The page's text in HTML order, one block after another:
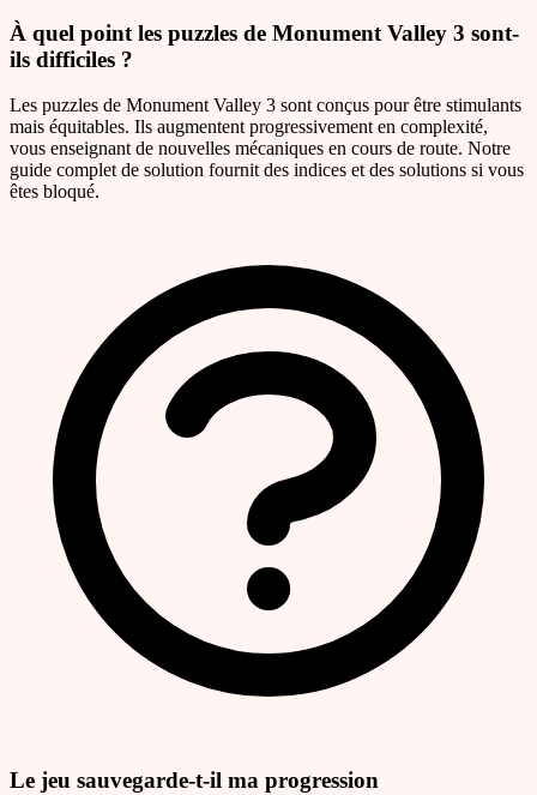
À quel point les puzzles de Monument Valley 3 sont-
ils difficiles ?
Les puzzles de Monument Valley 3 sont conçus pour être stimulants
mais équitables. Ils augmentent progressivement en complexité,
vous enseignant de nouvelles mécaniques en cours de route. Notre
guide complet de solution fournit des indices et des solutions si vous
êtes bloqué.
Le jeu sauvegarde-t-il ma progression